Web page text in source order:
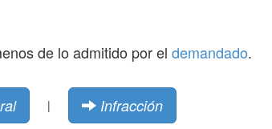
de lo admitido por el demandado.
| Infracción